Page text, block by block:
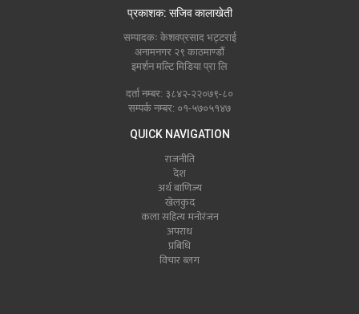
प्रकाशक: सजिव कालाखेती
सम्पादकः केशवप्रसाद भट्टराई
अनामनगर २९ काठमाण्डौं
इमर्शन मल्टि मिडिया प्रा लि
दर्ता नम्बर: ३८४२-२२०७९-८०
सम्पर्क नम्बर: ०१-५७०५१४७
QUICK NAVIGATION
राजनीति
देश
अर्थ बाणिज्य
खेलकुद
कला सहित्य मनोरंजन
अपराध
प्रबिधि
विचार ब्लग